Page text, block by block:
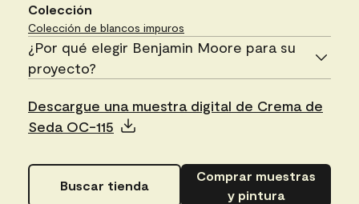
Colección
Colección de blancos impuros
¿Por qué elegir Benjamin Moore para su
proyecto?
Descargue una muestra digital de Crema de
Seda OC-115
Buscar tienda
Comprar muestras
y pintura